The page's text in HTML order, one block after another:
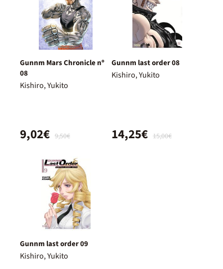
Gunnm Mars Chronicle nº
08
Kishiro, Yukito
9,50€
9,02€
Gunnm last order 08
Kishiro, Yukito
15,00€
14,25€
Gunnm last order 09
Kishiro, Yukito